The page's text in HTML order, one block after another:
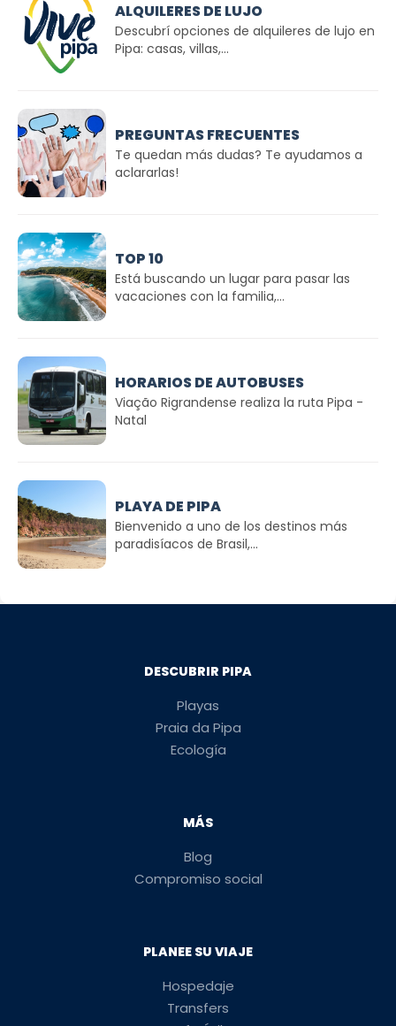
ALQUILERES DE LUJO
Descubrí opciones de alquileres de lujo en
Pipa: casas, villas,...
PREGUNTAS FRECUENTES
Te quedan más dudas? Te ayudamos a
aclararlas!
TOP 10
Está buscando un lugar para pasar las
vacaciones con la familia,...
HORARIOS DE AUTOBUSES
Viação Rigrandense realiza la ruta Pipa -
Natal
PLAYA DE PIPA
Bienvenido a uno de los destinos más
paradisíacos de Brasil,...
DESCUBRIR PIPA
Playas
Praia da Pipa
Ecología
MÁS
Blog
Compromiso social
PLANEE SU VIAJE
Hospedaje
Transfers